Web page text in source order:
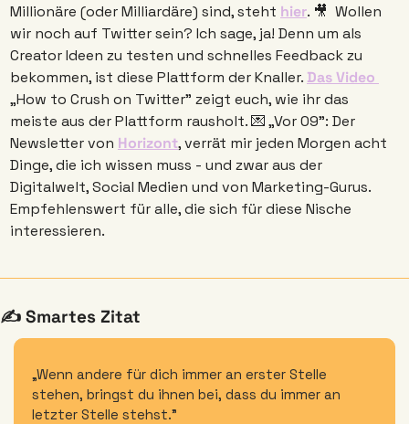
Millionäre (oder Milliardäre) sind, steht hier. 🎥
  Wollen
wir noch auf Twitter sein? Ich sage, ja! Denn um als
Creator Ideen zu testen und schnelles Feedback zu
bekommen, ist diese Plattform der Knaller.
„How to Crush on Twitter” zeigt euch, wie ihr das
meiste aus der Plattform rausholt. 💌 „Vor 09”: Der
Newsletter von Horizont, verrät mir jeden Morgen acht
Dinge, die ich wissen muss - und zwar aus der
Digitalwelt, Social Medien und von Marketing-Gurus.
Empfehlenswert für alle, die sich für diese Nische
interessieren.
✍️ Smartes Zitat
„Wenn andere für dich immer an erster Stelle
stehen, bringst du ihnen bei, dass du immer an
letzter Stelle stehst."